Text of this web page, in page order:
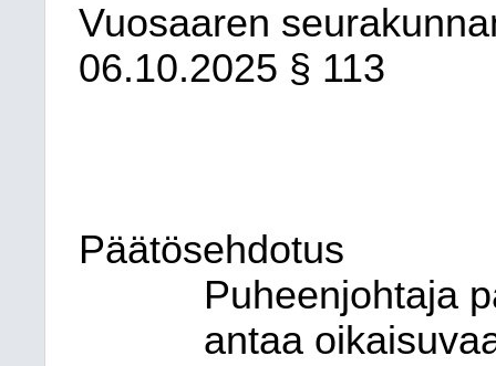
Vuosaaren
06.10.2025 § 113
Päätösehdotus
Puheenjohtaja
antaa